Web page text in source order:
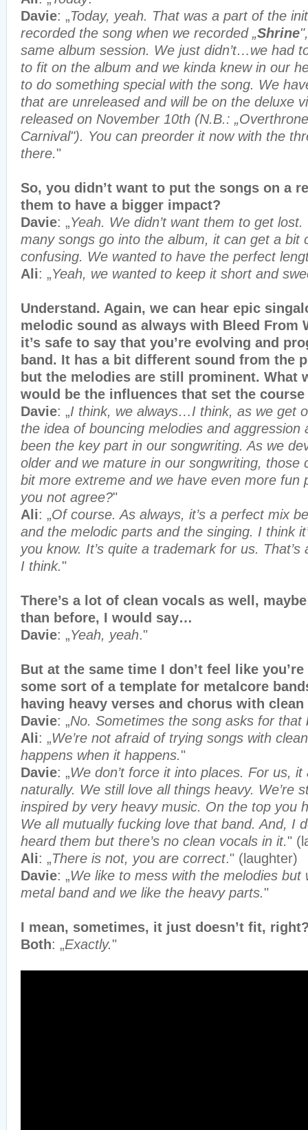
Davie: „Today, yeah. That was a part of the
recorded the song when we recorded „Shrine
same album session. We just didn’t…we had
to fit on the album and we kinda knew in our
to do something special with the song. We
that are unreleased and will be on the deluxe
released on November 10th (N.B.:
Carnival"). You can preorder it now with the
there."
So, you didn’t want to put the songs on a
them to have a bigger impact?
Davie: „Yeah. We didn’t want them to get
many songs go into the album, it can get a bit
confusing. We wanted to have the perfect
Ali: „Yeah, we wanted to keep it short and
Understand. Again, we can hear epic
melodic sound as always with Bleed From
it’s safe to say that you’re evolving and
band. It has a bit different sound from the
but the melodies are still prominent. What
would be the influences that set the
Davie: „I think, we always…I think, as we get
the idea of bouncing melodies and aggression
been the key part in our songwriting. As we
older and we mature in our songwriting, those
bit more extreme and we have even more fun
you not agree?"
Ali: „Of course. As always, it’s a perfect mix
and the melodic parts and the singing. I think
you know. It’s quite a trademark for us.
I think."
There’s a lot of clean vocals as well,
than before, I would say…
Davie: „Yeah, yeah."
But at the same time I don’t feel like
some sort of a template for metalcore
having heavy verses and chorus with
Davie: „No. Sometimes the song asks for
Ali: „We’re not afraid of trying songs with
happens when it happens."
Davie: „We don’t force it into places. For us,
naturally. We still love all things heavy. We’re
inspired by very heavy music. On the top you
We all mutually fucking love that band. And, I
heard them but there’s no clean vocals in it."
Ali: „There is not, you are correct." (laughter)
Davie: „We like to mess with the melodies but
metal band and we like the heavy parts."
I mean, sometimes, it just doesn’t fit,
Both: „Exactly."